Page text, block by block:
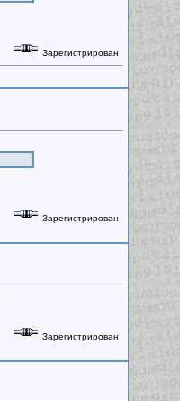
Зарегистрирован
Зарегистрирован
Зарегистрирован